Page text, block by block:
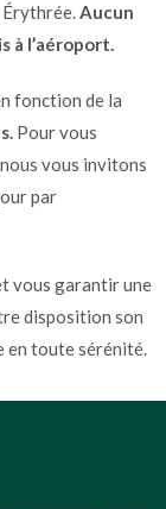
Aucun
à l’aéroport.
fonction de la
Pour vous
vous invitons
par
vous garantir une
disposition son
en toute sérénité.